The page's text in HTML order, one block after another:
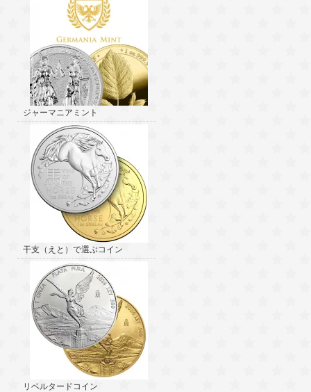
ジャーマニアミント
干支（えと）で選ぶコイン
リベルタードコイン